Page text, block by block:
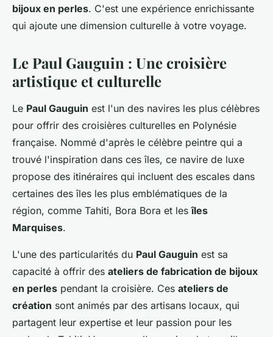
bijoux en perles. C'est une expérience enrichissante
qui ajoute une dimension culturelle à votre voyage.
Le Paul Gauguin : Une croisière
artistique et culturelle
Le Paul Gauguin est l'un des navires les plus célèbres
pour offrir des croisières culturelles en Polynésie
française. Nommé d'après le célèbre peintre qui a
trouvé l'inspiration dans ces îles, ce navire de luxe
propose des itinéraires qui incluent des escales dans
certaines des îles les plus emblématiques de la
région, comme Tahiti, Bora Bora et lesîles
Marquises.
L'une des particularités du Paul Gauguin est sa
capacité à offrir des ateliers de fabrication de bijoux
en perles pendant la croisière. Ces ateliers de
création sont animés par des artisans locaux, qui
partagent leur expertise et leur passion pour les